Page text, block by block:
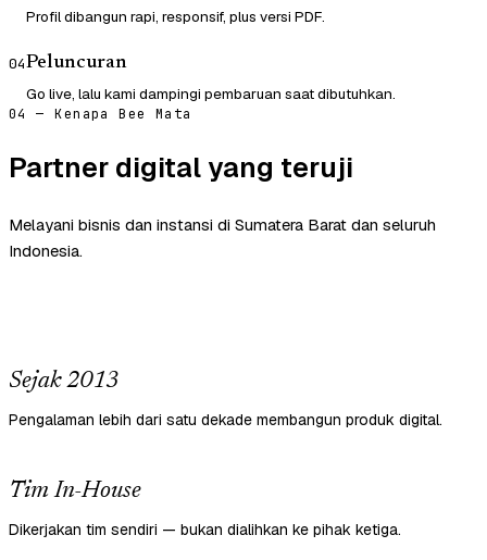
Profil dibangun rapi, responsif, plus versi PDF.
04Peluncuran
Go live, lalu kami dampingi pembaruan saat dibutuhkan.
04 — Kenapa Bee Mata
Partner digital yang teruji
Melayani bisnis dan instansi di Sumatera Barat dan seluruh
Indonesia.
Sejak 2013
Pengalaman lebih dari satu dekade membangun produk digital.
Tim In-House
Dikerjakan tim sendiri — bukan dialihkan ke pihak ketiga.